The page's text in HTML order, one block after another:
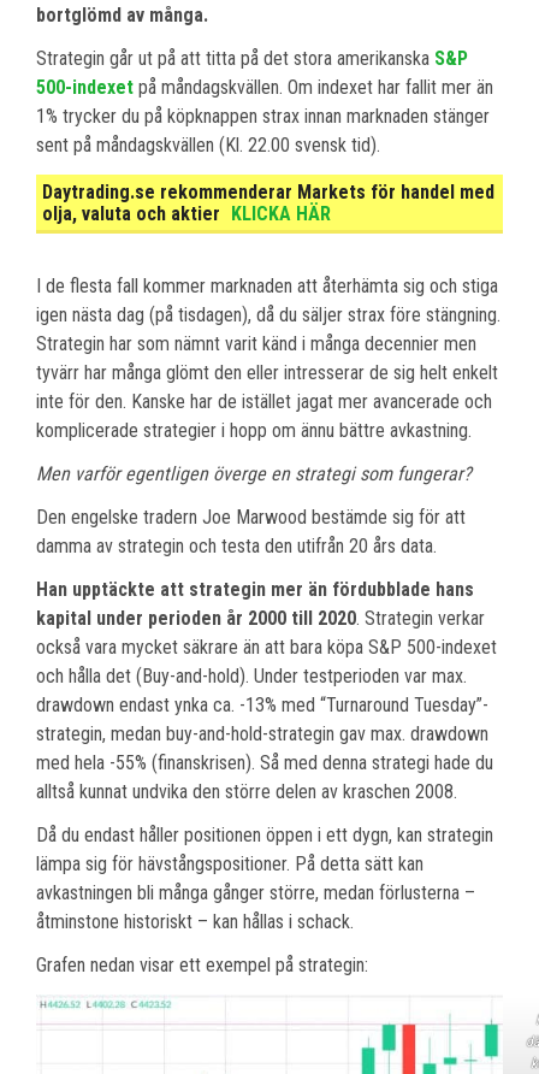
bortglömd av många.
Strategin går ut på att titta på det stora amerikanska S&P
500-indexet på måndagskvällen. Om indexet har fallit mer än
1% trycker du på köpknappen strax innan marknaden stänger
sent på måndagskvällen (Kl. 22.00 svensk tid).
Daytrading.se rekommenderar Markets för handel med
olja, valuta och aktier
KLICKA HÄR
I de flesta fall kommer marknaden att återhämta sig och stiga
igen nästa dag (på tisdagen), då du säljer strax före stängning.
Strategin har som nämnt varit känd i många decennier men
tyvärr har många glömt den eller intresserar de sig helt enkelt
inte för den. Kanske har de istället jagat mer avancerade och
komplicerade strategier i hopp om ännu bättre avkastning.
Men varför egentligen överge en strategi som fungerar?
Den engelske tradern Joe Marwood bestämde sig för att
damma av strategin och testa den utifrån 20 års data.
Han upptäckte att strategin mer än fördubblade hans
kapital under perioden år 2000 till 2020. Strategin verkar
också vara mycket säkrare än att bara köpa S&P 500-indexet
och hålla det (Buy-and-hold). Under testperioden var max.
drawdown endast ynka ca. -13% med “Turnaround Tuesday”-
strategin, medan buy-and-hold-strategin gav max. drawdown
med hela -55% (finanskrisen). Så med denna strategi hade du
alltså kunnat undvika den större delen av kraschen 2008.
Då du endast håller positionen öppen i ett dygn, kan strategin
lämpa sig för hävstångspositioner. På detta sätt kan
avkastningen bli många gånger större, medan förlusterna –
åtminstone historiskt – kan hållas i schack.
Grafen nedan visar ett exempel på strategin: